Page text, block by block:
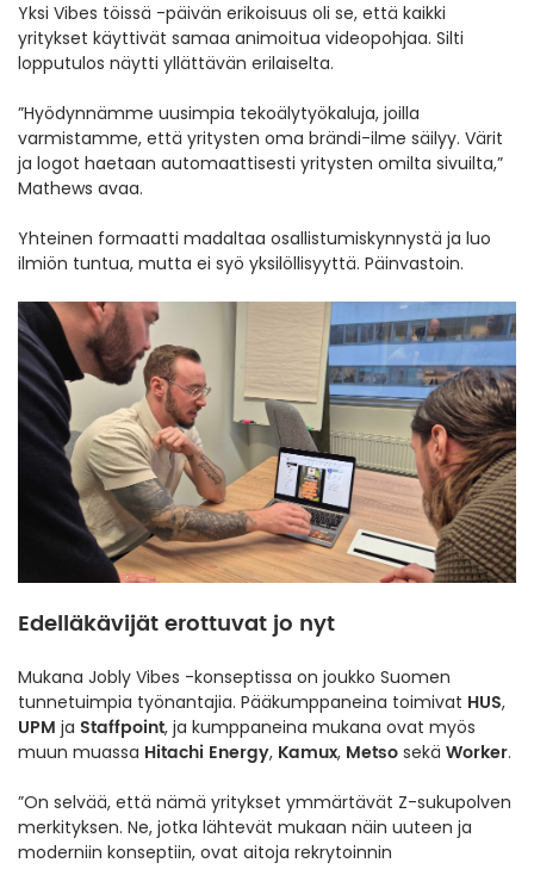
Yksi Vibes töissä -päivän erikoisuus oli se, että kaikki
yritykset käyttivät samaa animoitua videopohjaa. Silti
lopputulos näytti yllättävän erilaiselta.
”Hyödynnämme uusimpia tekoälytyökaluja, joilla
varmistamme, että yritysten oma brändi-ilme säilyy. Värit
ja logot haetaan automaattisesti yritysten omilta sivuilta,”
Mathews avaa.
Yhteinen formaatti madaltaa osallistumiskynnystä ja luo
ilmiön tuntua, mutta ei syö yksilöllisyyttä. Päinvastoin.
Edelläkävijät erottuvat jo nyt
Mukana Jobly Vibes -konseptissa on joukko Suomen
tunnetuimpia työnantajia. Pääkumppaneina toimivat HUS,
UPM ja Staffpoint, ja kumppaneina mukana ovat myös
muun muassa Hitachi Energy, Kamux, Metso sekä Worker.
”On selvää, että nämä yritykset ymmärtävät Z-sukupolven
merkityksen. Ne, jotka lähtevät mukaan näin uuteen ja
moderniin konseptiin, ovat aitoja rekrytoinnin